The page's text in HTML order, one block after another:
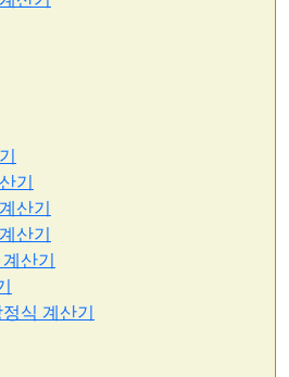
기
산기
산기
산기
식 계산기